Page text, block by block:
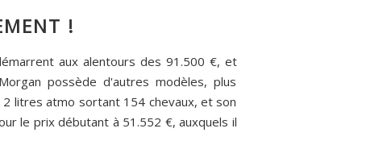
!
aux alentours des 91.500 €, et
possède d'autres modèles, plus
2 litres atmo sortant 154 chevaux, et son
le prix débutant à 51.552 €, auxquels il